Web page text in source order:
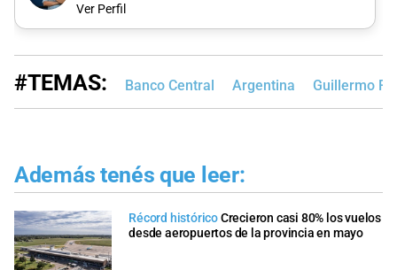
Ver Perfil
#TEMAS: Banco Central Argentina Guillermo
Además tenés que leer:
Récord históricoCrecieron casi 80% los vuelos
desde aeropuertos de la provincia en mayo